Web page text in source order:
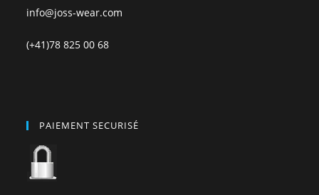
info@joss-wear.com
(+41)78 825 00 68
PAIEMENT SECURISÉ